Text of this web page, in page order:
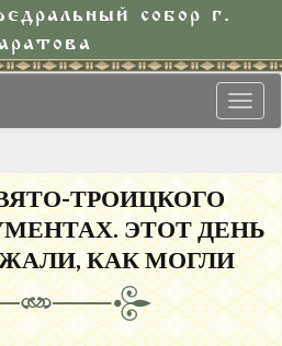
собор г.
ТРОИЦКОГО
ЭТОТ ДЕНЬ
КАК МОГЛИ